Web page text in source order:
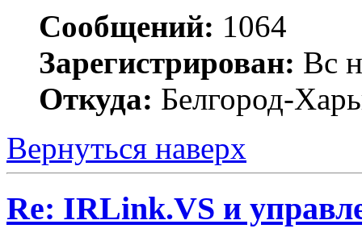
Сообщений: 1064
Зарегистрирован: Вс
Откуда: Белгород-
Вернуться наверх
Re: IRLink.VS и